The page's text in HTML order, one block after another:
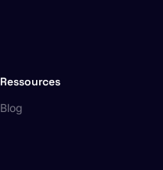
Ressources
Blog